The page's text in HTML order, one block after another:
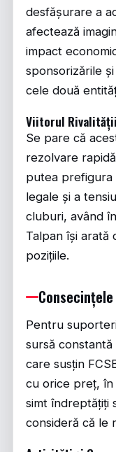
desfășurare a
afectează
impact
sponsorizările
cele două
Viitorul Rivalității
Se pare că
rezolvare
putea prefigura
legale și a
cluburi, având
Talpan își arată
pozițiile.
Pentru
sursă
care susțin
cu orice preț, în
simt îndreptățiți
consideră că le